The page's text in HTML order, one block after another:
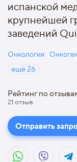
испанской
крупнейшей
заведений
Онкология
ещё26
Рейтинг по
21отзыв
Отправить